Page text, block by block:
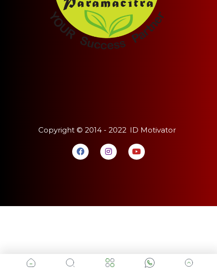
Copyright © 2014 - 2022 ID Motivator